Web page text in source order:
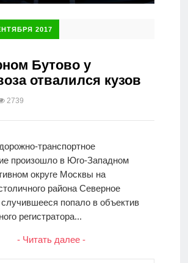
2017
Бутово у
отвалился кузов
2739
транспортное
произошло в Юго-Западном
округе Москвы на
района Северное
попало в объектив
регистратора...
- Читать далее -